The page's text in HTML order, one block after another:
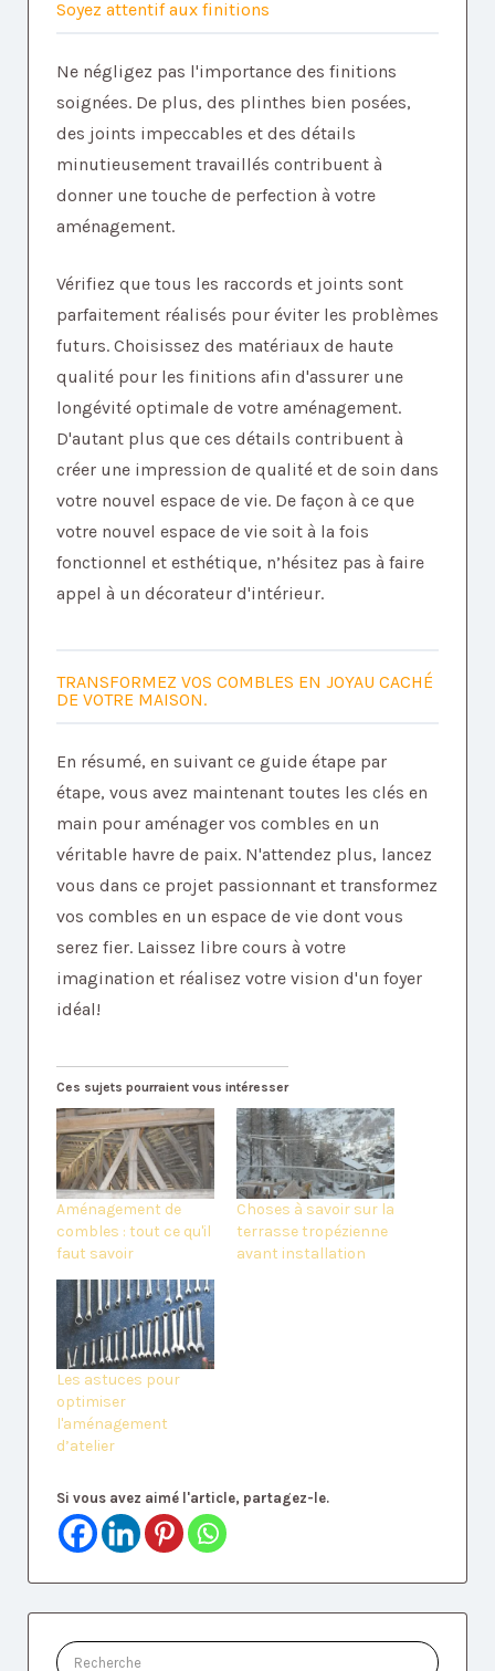
Soyez attentif aux finitions
Ne négligez pas l'importance des finitions
soignées. De plus, des plinthes bien posées,
des joints impeccables et des détails
minutieusement travaillés contribuent à
donner une touche de perfection à votre
aménagement.
Vérifiez que tous les raccords et joints sont
parfaitement réalisés pour éviter les problèmes
futurs. Choisissez des matériaux de haute
qualité pour les finitions afin d'assurer une
longévité optimale de votre aménagement.
D'autant plus que ces détails contribuent à
créer une impression de qualité et de soin dans
votre nouvel espace de vie. De façon à ce que
votre nouvel espace de vie soit à la fois
fonctionnel et esthétique, n’hésitez pas à faire
appel à un décorateur d'intérieur.
TRANSFORMEZ VOS COMBLES EN JOYAU CACHÉ
DE VOTRE MAISON.
En résumé, en suivant ce guide étape par
étape, vous avez maintenant toutes les clés en
main pour aménager vos combles en un
véritable havre de paix. N'attendez plus, lancez
vous dans ce projet passionnant et transformez
vos combles en un espace de vie dont vous
serez fier. Laissez libre cours à votre
imagination et réalisez votre vision d'un foyer
idéal!
Ces sujets pourraient vous intéresser
Aménagement de
combles : tout ce qu'il
faut savoir
Choses à savoir sur la
terrasse tropézienne
avant installation
Les astuces pour
optimiser
l'aménagement
d’atelier
Si vous avez aimé l'article, partagez-le.
Rechercher: